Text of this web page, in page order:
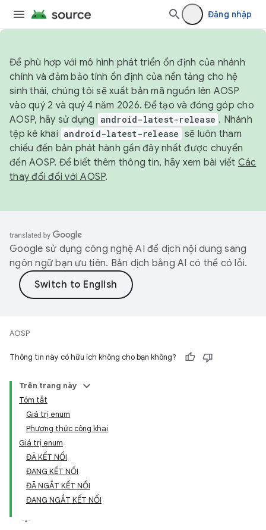
Đăng nhập
Để phù hợp với mô hình phát triển ổn định của nhánh
chính và đảm bảo tính ổn định của nền tảng cho hệ
sinh thái, chúng tôi sẽ xuất bản mã nguồn lên AOSP
vào quý 2 và quý 4 năm 2026. Để tạo và đóng góp cho
AOSP, hãy sử dụng
android-latest-release . Nhánh
tệp kê khai android-latest-release sẽ luôn tham
chiếu đến bản phát hành gần đây nhất được chuyển
đến AOSP. Để biết thêm thông tin, hãy xem bài viết Các
thay đổi đối với AOSP.
Google sử dụng công nghệ AI để dịch nội dung sang
ngôn ngữ bạn ưu tiên. Bản dịch bằng AI có thể có lỗi.
AOSP
Thông tin này có hữu ích không cho bạn không?
Trên trang này
Tóm tắt
Giá trị enum
Phương thức công khai
Giá trị enum
ĐÃ KẾT NỐI
ĐANG KẾT NỐI
ĐÃ NGẮT KẾT NỐI
ĐANG NGẮT KẾT NỐI